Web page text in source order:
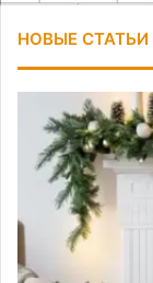
НОВЫЕ СТАТЬИ